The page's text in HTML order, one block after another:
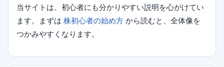
当サイトは、初心者にも分かりやすい説明を心がけてい
ます。まずは 株初心者の始め方 から読むと、全体像を
つかみやすくなります。